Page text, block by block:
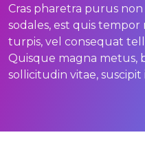
Cras pharetra purus
sodales, est quis
turpis, vel consequat
Quisque magna metus,
sollicitudin vitae,